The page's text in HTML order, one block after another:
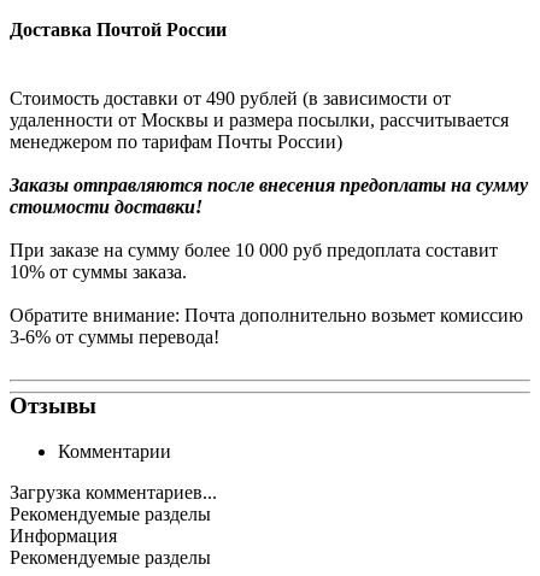
Доставка Почтой России
Стоимость доставки от 490 рублей (в зависимости от
удаленности от Москвы и размера посылки, рассчитывается
менеджером по тарифам Почты России)
Заказы отправляются после внесения предоплаты на сумму
стоимости доставки!
При заказе на сумму более 10 000 руб предоплата составит
10% от суммы заказа.
Обратите внимание: Почта дополнительно возьмет комиссию
3-6% от суммы перевода!
Отзывы
Комментарии
Загрузка комментариев...
Рекомендуемые разделы
Информация
Рекомендуемые разделы